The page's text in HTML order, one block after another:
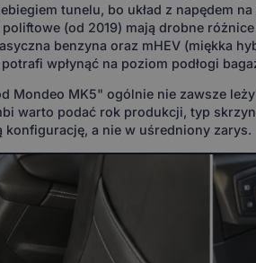
tunelu, bo układ z napędem
(od 2019) mają drobne
benzyna oraz mHEV (miękka
wpłynąć na poziom podłogi
Mondeo MK5" ogólnie nie zawsze
warto podać rok produkcji, typ
a nie w uśredniony zarys.